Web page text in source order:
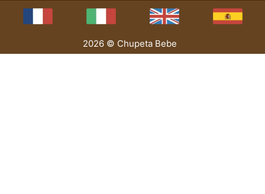
2026 © Chupeta Bebe